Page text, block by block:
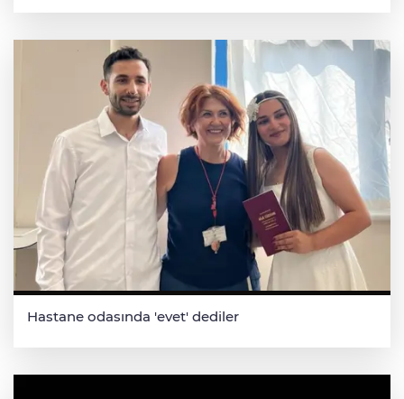
Hastane odasında 'evet' dediler